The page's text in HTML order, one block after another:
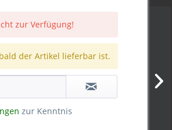
zur Verfügung!
der Artikel lieferbar ist.
zur Kenntnis